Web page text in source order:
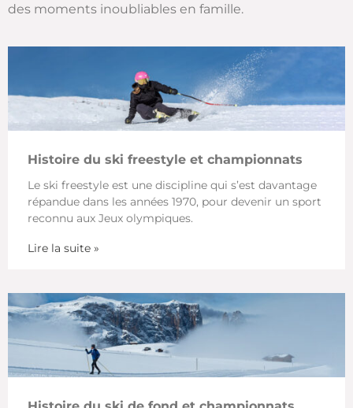
des moments inoubliables en famille.
Histoire du ski freestyle et championnats
Le ski freestyle est une discipline qui s’est davantage
répandue dans les années 1970, pour devenir un sport
reconnu aux Jeux olympiques.
Lire la suite »